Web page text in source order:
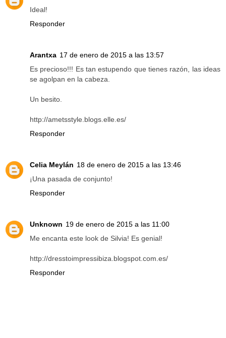
Ideal!
Responder
Arantxa 17 de enero de 2015 a las 13:57
Es precioso!!! Es tan estupendo que tienes razón, las ideas
se agolpan en la cabeza.
Un besito.
http://ametsstyle.blogs.elle.es/
Responder
Celia Meylán 18 de enero de 2015 a las 13:46
¡Una pasada de conjunto!
Responder
Unknown 19 de enero de 2015 a las 11:00
Me encanta este look de Silvia! Es genial!
http://dresstoimpressibiza.blogspot.com.es/
Responder